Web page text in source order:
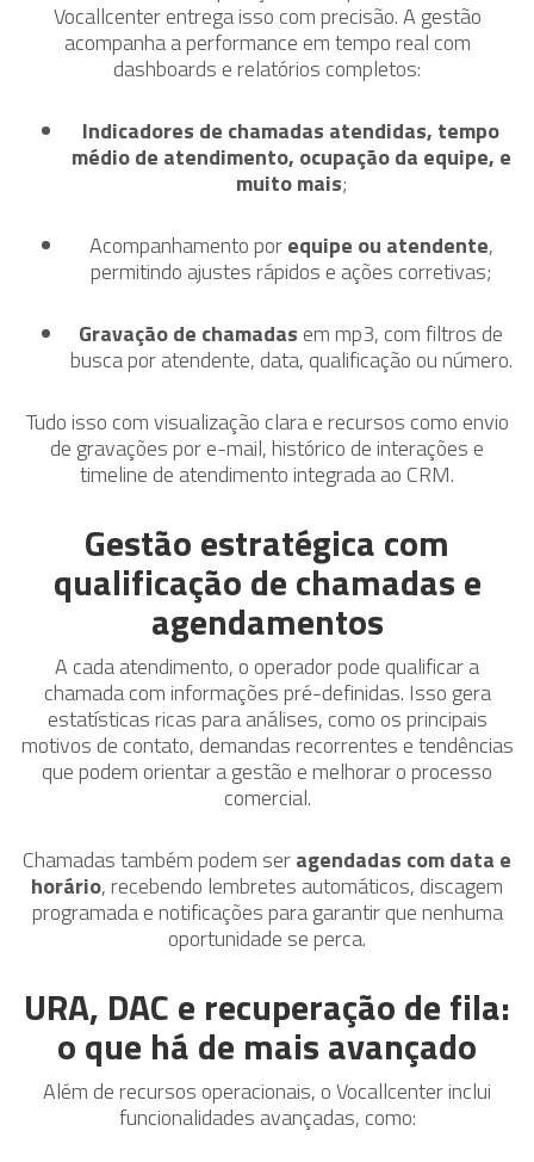
Vocallcenter entrega isso com precisão. A gestão
acompanha a performance em tempo real com
dashboards e relatórios completos:
Indicadores de chamadas atendidas, tempo
médio de atendimento, ocupação da equipe, e
muito mais;
Acompanhamento porequipe ou atendente,
permitindo ajustes rápidos e ações corretivas;
Gravação de chamadas em mp3, com filtros de
busca por atendente, data, qualificação ou número.
Tudo isso com visualização clara e recursos como envio
de gravações por e-mail, histórico de interações e
timeline de atendimento integrada ao CRM.
Gestão estratégica com
qualificação de chamadas e
agendamentos
A cada atendimento, o operador pode qualificar a
chamada com informações pré-definidas. Isso gera
estatísticas ricas para análises, como os principais
motivos de contato, demandas recorrentes e tendências
que podem orientar a gestão e melhorar o processo
comercial.
Chamadas também podem seragendadas com data e
horário, recebendo lembretes automáticos, discagem
programada e notificações para garantir que nenhuma
oportunidade se perca.
URA, DAC e recuperação de fila:
o que há de mais avançado
Além de recursos operacionais, o Vocallcenter inclui
funcionalidades avançadas, como: